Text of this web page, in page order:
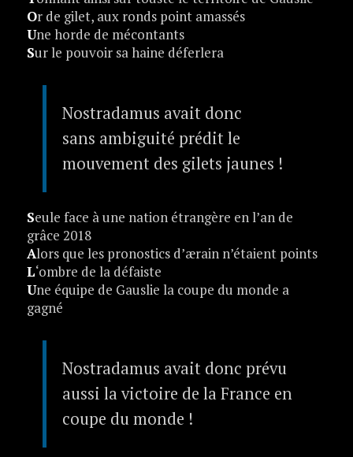
Or de gilet, aux ronds point amassés
Une horde de mécontants
Sur le pouvoir sa haine déferlera
Nostradamus avait donc
sans ambiguité prédit le
mouvement des gilets jaunes !
Seule face à une nation étrangère en l’an de
grâce 2018
Alors que les pronostics d’ærain n’étaient points
L‘ombre de la défaiste
Une équipe de Gauslie la coupe du monde a
gagné
Nostradamus avait donc prévu
aussi la victoire de la France en
coupe du monde !